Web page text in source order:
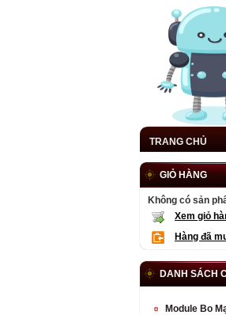
TRANG CHỦ
GIỎ HÀNG
Không có sản
Xem giỏ
Hàng đã
DANH SÁCH
Module Bo